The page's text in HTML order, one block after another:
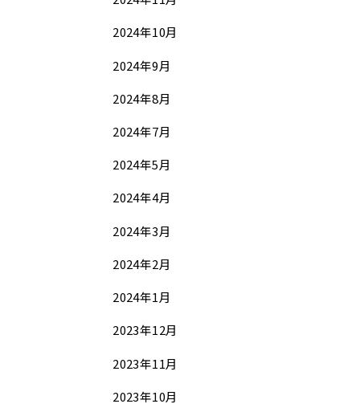
2024年10月
2024年9月
2024年8月
2024年7月
2024年5月
2024年4月
2024年3月
2024年2月
2024年1月
2023年12月
2023年11月
2023年10月